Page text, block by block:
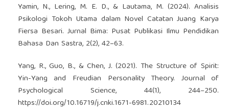
Yamin, N., Lering, M. E. D., & Lautama, M. (2024). Analisis
Psikologi Tokoh Utama dalam Novel Catatan Juang Karya
Fiersa Besari. Jurnal Bima: Pusat Publikasi Ilmu Pendidikan
Bahasa Dan Sastra, 2(2), 42–63.
Yang, R., Guo, B., & Chen, J. (2021). The Structure of Spirit:
Yin-Yang and Freudian Personality Theory. Journal of
Psychological Science, 44(1), 244–250.
https://doi.org/10.16719/j.cnki.1671-6981.20210134